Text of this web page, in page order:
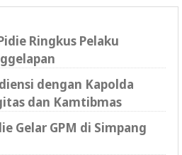
Ringkus Pelaku
dengan Kapolda
dan Kamtibmas
Gelar GPM di Simpang